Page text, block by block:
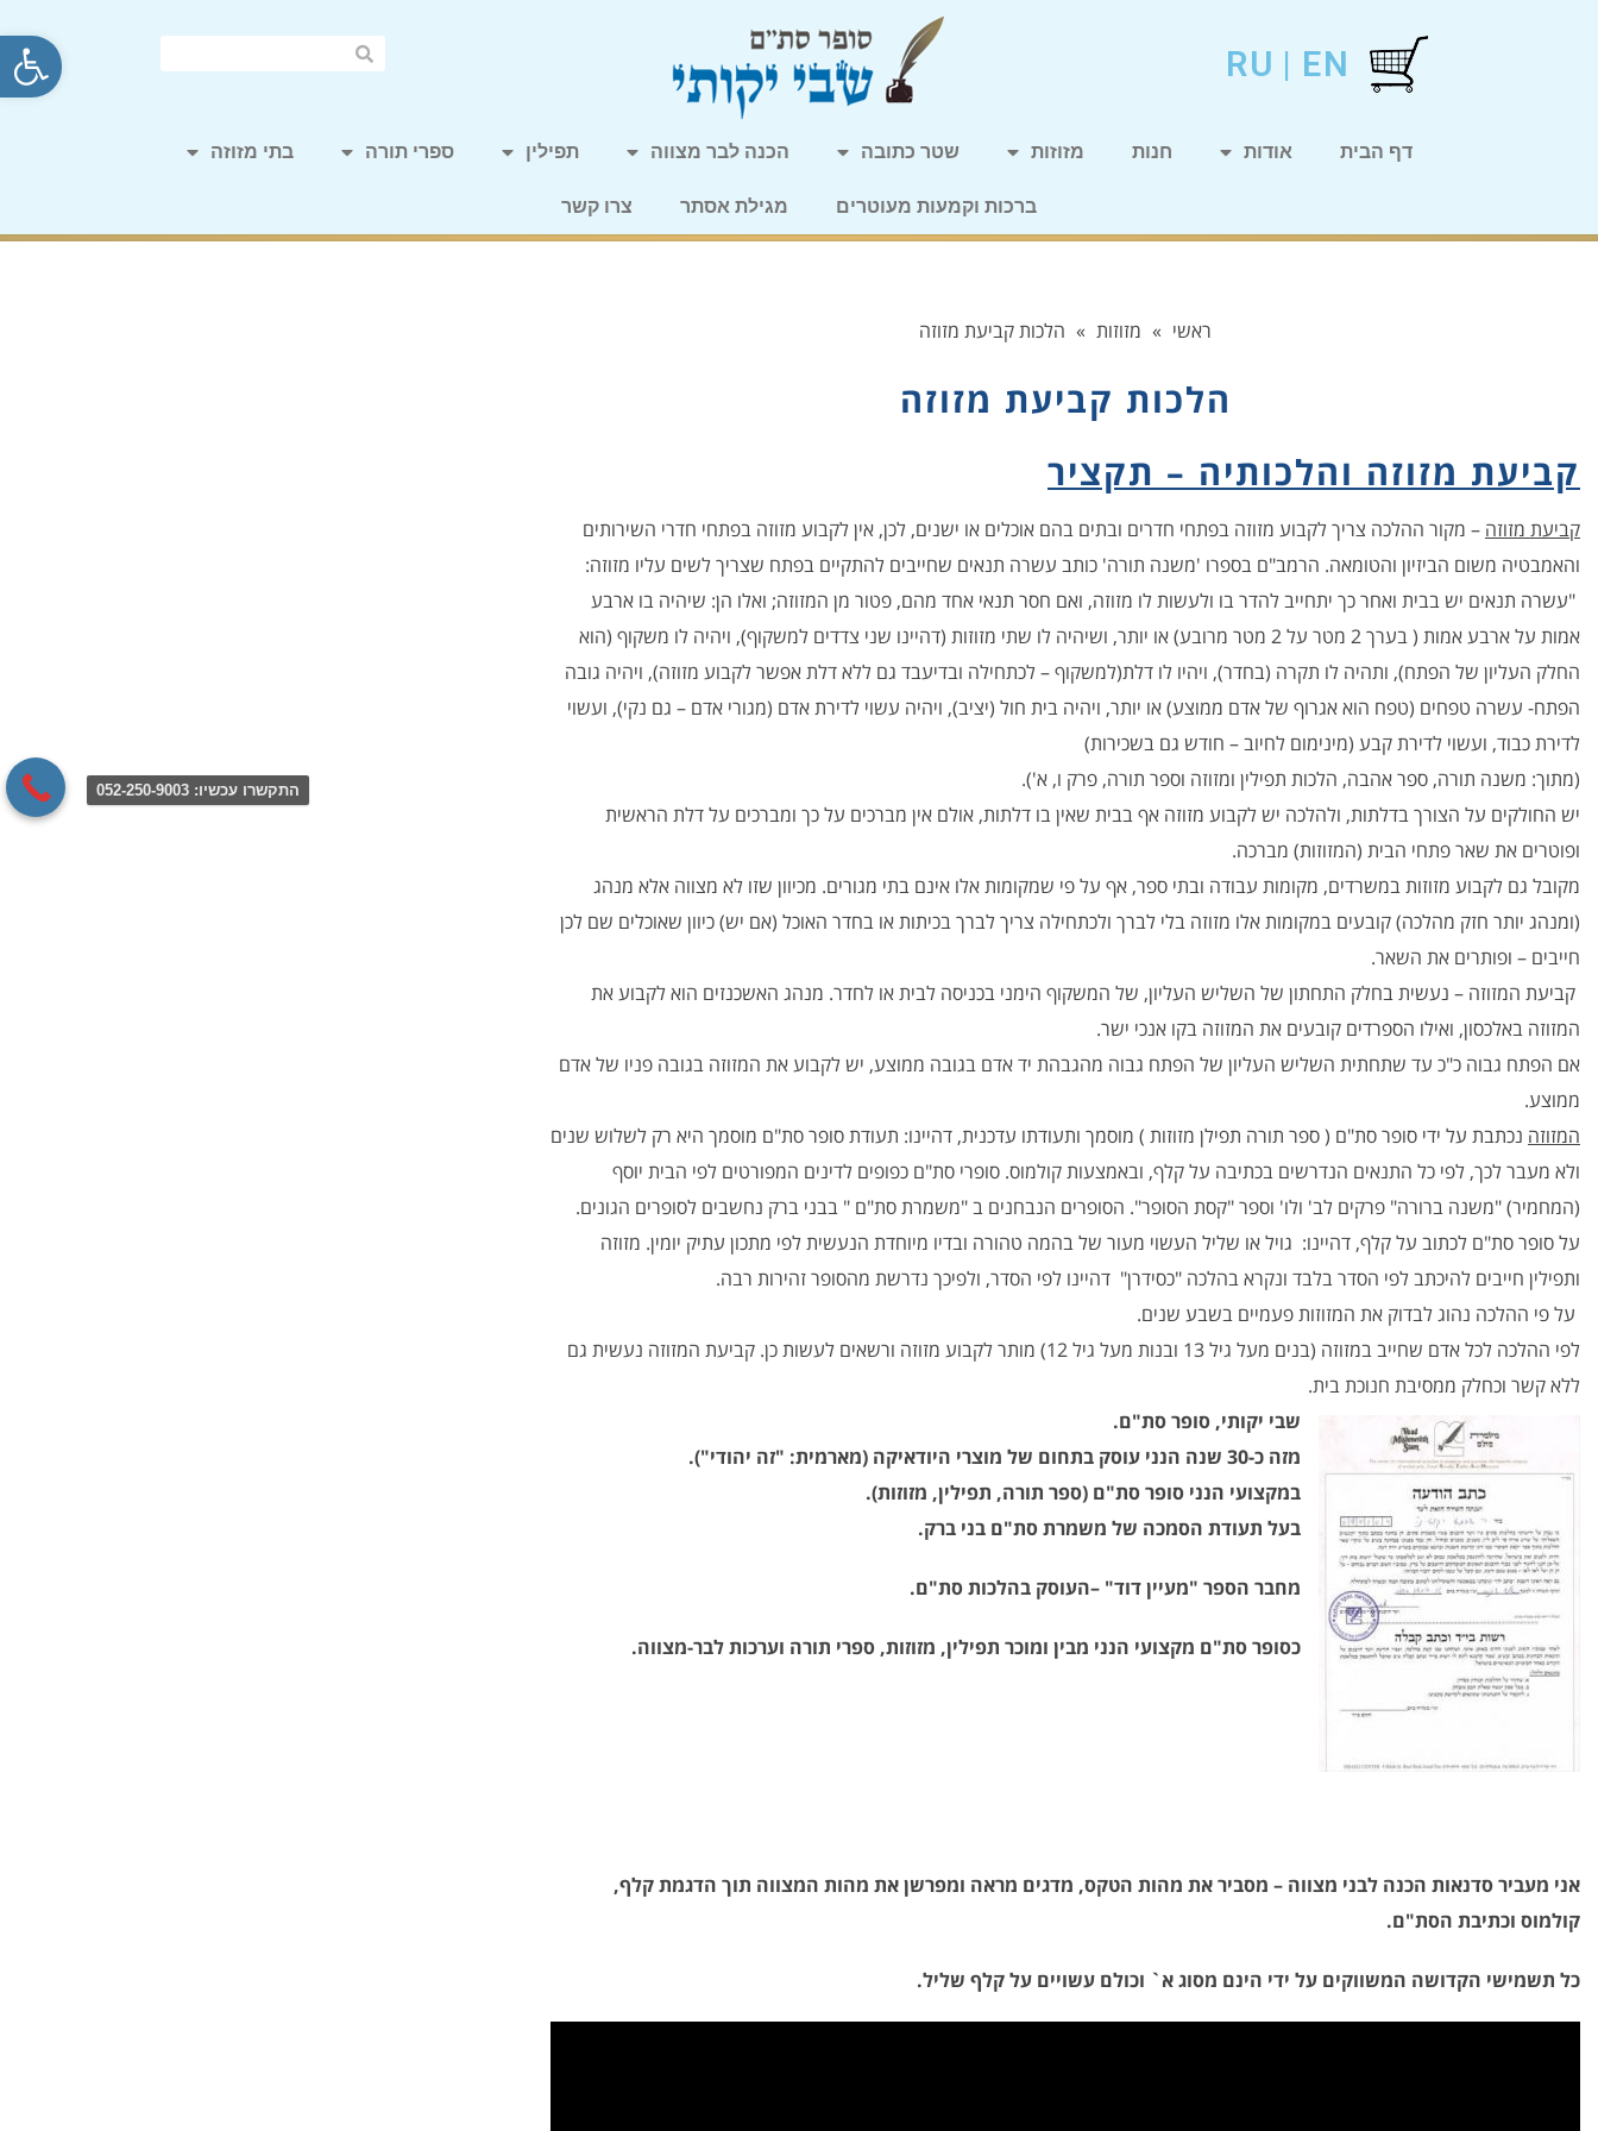
פתח EN
|
RU
דף הבית אודות חנות מזוזות שטר כתובה הכנה לבר מצווה תפילין ספרי תורה בתי מזוזה
ברכות וקמעות מעוטרים מגילת אסתר צרו קשר
ראשי » מזוזות » הלכות קביעת מזוזה
הלכות קביעת מזוזה
קביעת מזוזה והלכותיה – תקציר
קביעת מזוזה – מקור ההלכה צריך לקבוע מזוזה בפתחי חדרים ובתים בהם אוכלים או ישנים, לכן, אין לקבוע מזוזה בפתחי חדרי השירותים
והאמבטיה משום הביזיון והטומאה. הרמב"ם בספרו 'משנה תורה' כותב עשרה תנאים שחייבים להתקיים בפתח שצריך לשים עליו מזוזה:
"עשרה תנאים יש בבית ואחר כך יתחייב להדר בו ולעשות לו מזוזה, ואם חסר תנאי אחד מהם, פטור מן המזוזה; ואלו הן: שיהיה בו ארבע
אמות על ארבע אמות ( בערך 2 מטר על 2 מטר מרובע) או יותר, ושיהיה לו שתי מזוזות (דהיינו שני צדדים למשקוף), ויהיה לו משקוף (הוא
החלק העליון של הפתח), ותהיה לו תקרה (בחדר), ויהיו לו דלת(למשקוף – לכתחילה ובדיעבד גם ללא דלת אפשר לקבוע מזוזה), ויהיה גובה
הפתח- עשרה טפחים (טפח הוא אגרוף של אדם ממוצע) או יותר, ויהיה בית חול (יציב), ויהיה עשוי לדירת אדם (מגורי אדם – גם נקי), ועשוי
לדירת כבוד, ועשוי לדירת קבע (מינימום לחיוב – חודש גם בשכירות)
(מתוך: משנה תורה, ספר אהבה, הלכות תפילין ומזוזה וספר תורה, פרק ו, א').
יש החולקים על הצורך בדלתות, ולהלכה יש לקבוע מזוזה אף בבית שאין בו דלתות, אולם אין מברכים על כך ומברכים על דלת הראשית
ופוטרים את שאר פתחי הבית (המזוזות) מברכה.
מקובל גם לקבוע מזוזות במשרדים, מקומות עבודה ובתי ספר, אף על פי שמקומות אלו אינם בתי מגורים. מכיוון שזו לא מצווה אלא מנהג
(ומנהג יותר חזק מהלכה) קובעים במקומות אלו מזוזה בלי לברך‏‏ ולכתחילה צריך לברך בכיתות או בחדר האוכל (אם יש) כיוון שאוכלים שם לכן
חייבים – ופותרים את השאר.
קביעת המזוזה – נעשית בחלק התחתון של השליש העליון, של המשקוף הימני בכניסה לבית או לחדר. מנהג האשכנזים הוא לקבוע את
המזוזה באלכסון, ואילו הספרדים קובעים את המזוזה בקו אנכי ישר.
אם הפתח גבוה כ"כ עד שתחתית השליש העליון של הפתח גבוה מהגבהת יד אדם בגובה ממוצע, יש לקבוע את המזוזה בגובה פניו של אדם
ממוצע.
המזוזה נכתבת על ידי סופר סת"ם ( ספר תורה תפילן מזוזות ) מוסמך ותעודתו עדכנית, דהיינו: תעודת סופר סת"ם מוסמך היא רק לשלוש שנים
ולא מעבר לכך, לפי כל התנאים הנדרשים בכתיבה על קלף, ובאמצעות קולמוס. סופרי סת"ם כפופים לדינים המפורטים לפי הבית יוסף
(המחמיר) "משנה ברורה" פרקים לב' ולו' וספר "קסת הסופר". הסופרים הנבחנים ב "משמרת סת"ם " בבני ברק נחשבים לסופרים הגונים.
על סופר סת"ם לכתוב על קלף, דהיינו: גויל או שליל העשוי מעור של בהמה טהורה ובדיו מיוחדת הנעשית לפי מתכון עתיק יומין. מזוזה
ותפילין חייבים להיכתב לפי הסדר בלבד ונקרא בהלכה "כסידרן" דהיינו לפי הסדר, ולפיכך נדרשת מהסופר זהירות רבה.
על פי ההלכה נהוג לבדוק את המזוזות פעמיים בשבע שנים.
לפי ההלכה לכל אדם שחייב במזוזה (בנים מעל גיל 13 ובנות מעל גיל 12) מותר לקבוע מזוזה ורשאים לעשות כן. קביעת המזוזה נעשית גם
ללא קשר וכחלק ממסיבת חנוכת בית.
שבי יקותי, סופר סת"ם.
מזה כ-30 שנה הנני עוסק בתחום של מוצרי היודאיקה (מארמית: "זה יהודי").
במקצועי הנני סופר סת"ם (ספר תורה, תפילין, מזוזות).
בעל תעודת הסמכה של משמרת סת"ם בני ברק.
מחבר הספר "מעיין דוד" –העוסק בהלכות סת"ם.
כסופר סת"ם מקצועי הנני מבין ומוכר תפילין, מזוזות, ספרי תורה וערכות לבר-מצווה.
אני מעביר סדנאות הכנה לבני מצווה – מסביר את מהות הטקס, מדגים מראה ומפרשן את מהות המצווה תוך הדגמת קלף,
קולמוס וכתיבת הסת"ם.
כל תשמישי הקדושה המשווקים על ידי הינם מסוג א` וכולם עשויים על קלף שליל.
התקשרו עכשיו: 052-250-9003